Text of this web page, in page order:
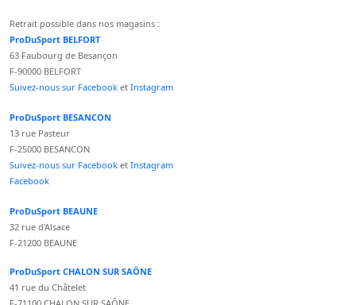
Retrait possible dans nos magasins :
ProDuSport BELFORT
63 Faubourg de Besançon
F-90000 BELFORT
Suivez-nous sur Facebook et Instagram
ProDuSport BESANCON
13 rue Pasteur
F-25000 BESANCON
Suivez-nous sur Facebook et Instagram
Facebook
ProDuSport BEAUNE
32 rue d'Alsace
F-21200 BEAUNE
ProDuSport CHALON SUR SAÔNE
41 rue du Châtelet